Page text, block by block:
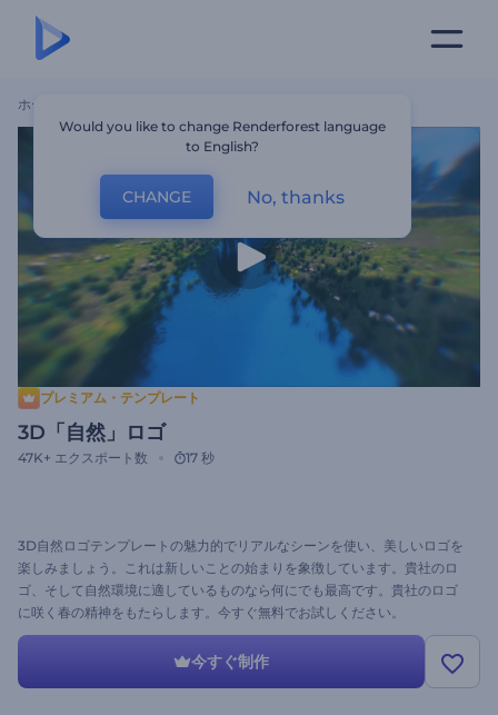
ホーム
プレミアム・テンプレート
3D「自然」ロゴ
47K+ エクスポート数 17 秒
3D自然ロゴテンプレートの魅力的でリアルなシーンを使い、美しいロゴを
楽しみましょう。これは新しいことの始まりを象徴しています。貴社のロ
ゴ、そして自然環境に適しているものなら何にでも最高です。貴社のロゴ
に咲く春の精神をもたらします。今すぐ無料でお試しください。
今すぐ制作
Would you like to change Renderforest language
to English?
CHANGE No, thanks